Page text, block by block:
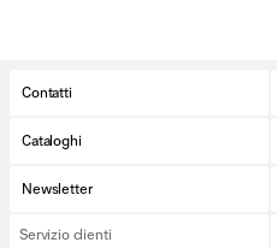
Contatti
Cataloghi
Newsletter
Servizio clienti